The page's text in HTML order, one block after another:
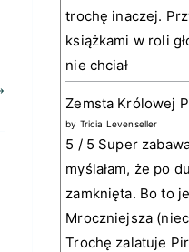
trochę inaczej.
książkami w roli
nie chciał
Zemsta Królowej
by Tricia Levenseller
5 / 5 Super
myślałam, że po
zamknięta. Bo to
Mroczniejsza
Trochę zalatuje